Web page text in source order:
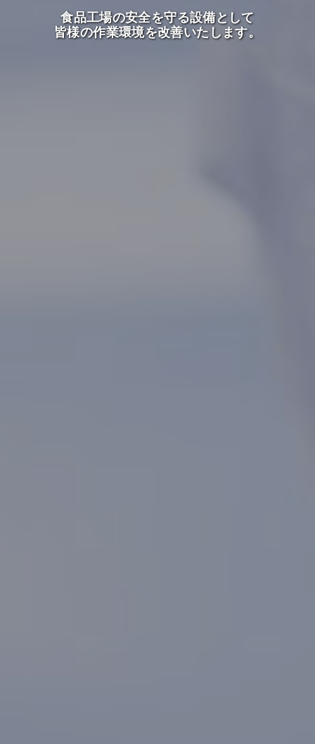
食品工場の安全を守る設備として
皆様の作業環境を改善いたします。